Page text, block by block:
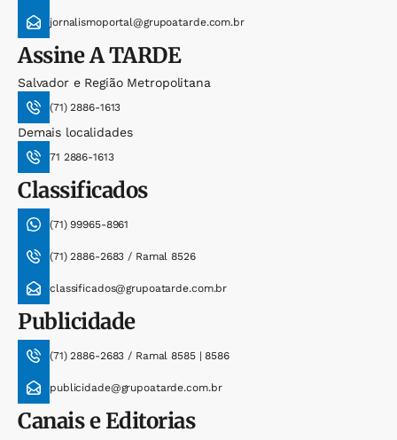
jornalismoportal@grupoatarde.com.br
AssineA TARDE
Salvador e Região Metropolitana
(71) 2886-1613
Demais localidades
71 2886-1613
Classificados
(71) 99965-8961
(71) 2886-2683 / Ramal 8526
classificados@grupoatarde.com.br
Publicidade
(71) 2886-2683 / Ramal 8585 | 8586
publicidade@grupoatarde.com.br
Canais e Editorias